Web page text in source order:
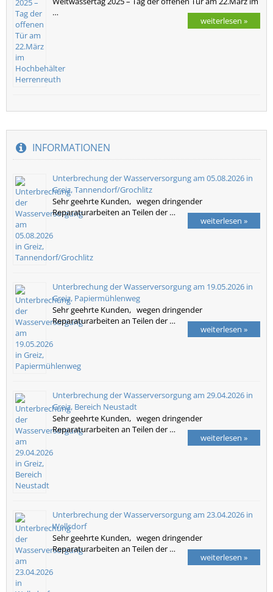
…
weiterlesen »
INFORMATIONEN
Unterbrechung der Wasserversorgung am 05.08.2026 in
Greiz, Tannendorf/Grochlitz
Sehr geehrte Kunden, wegen dringender
Reparaturarbeiten an Teilen der …
weiterlesen »
Unterbrechung der Wasserversorgung am 19.05.2026 in
Greiz, Papiermühlenweg
Sehr geehrte Kunden, wegen dringender
Reparaturarbeiten an Teilen der …
weiterlesen »
Unterbrechung der Wasserversorgung am 29.04.2026 in
Greiz, Bereich Neustadt
Sehr geehrte Kunden, wegen dringender
Reparaturarbeiten an Teilen der …
weiterlesen »
Unterbrechung der Wasserversorgung am 23.04.2026 in
Wellsdorf
Sehr geehrte Kunden, wegen dringender
Reparaturarbeiten an Teilen der …
weiterlesen »